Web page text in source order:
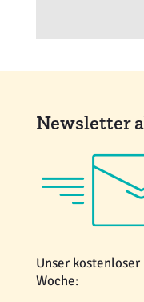
Newsletter
Unser
Woche: